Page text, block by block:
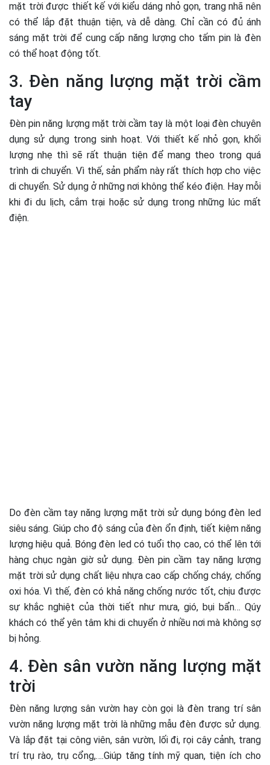
mặt trời được thiết kế với kiểu dáng nhỏ gọn, trang nhã nên
có thể lắp đặt thuận tiện, và dễ dàng. Chỉ cần có đủ ánh
sáng mặt trời để cung cấp năng lượng cho tấm pin là đèn
có thể hoạt động tốt.
3. Đèn năng lượng mặt trời cầm
tay
Đèn pin năng lượng mặt trời cầm tay là một loại đèn chuyên
dụng sử dụng trong sinh hoạt. Với thiết kế nhỏ gọn, khối
lượng nhẹ thì sẽ rất thuận tiện để mang theo trong quá
trình di chuyển. Vì thế, sản phẩm này rất thích hợp cho việc
di chuyển. Sử dụng ở những nơi không thể kéo điện. Hay mỗi
khi đi du lịch, cắm trại hoặc sử dụng trong những lúc mất
điện.
Do đèn cầm tay năng lượng mặt trời sử dụng bóng đèn led
siêu sáng. Giúp cho độ sáng của đèn ổn định, tiết kiệm năng
lượng hiệu quả. Bóng đèn led có tuổi thọ cao, có thể lên tới
hàng chục ngàn giờ sử dụng. Đèn pin cầm tay năng lượng
mặt trời sử dụng chất liệu nhựa cao cấp chống cháy, chống
oxi hóa. Vì thế, đèn có khả năng chống nước tốt, chịu được
sự khắc nghiệt của thời tiết như mưa, gió, bụi bẩn… Qúy
khách có thể yên tâm khi di chuyển ở nhiều nơi mà không sợ
bị hỏng.
4. Đèn sân vườn năng lượng mặt
trời
Đèn năng lượng sân vườn hay còn gọi là đèn trang trí sân
vườn năng lượng mặt trời là những mẫu đèn được sử dụng.
Và lắp đặt tại công viên, sân vườn, lối đi, rọi cây cảnh, trang
trí trụ rào, trụ cổng,….Giúp tăng tính mỹ quan, tiện ích cho